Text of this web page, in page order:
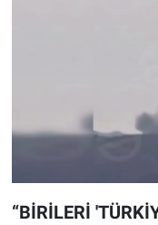
“BİRİLERİ